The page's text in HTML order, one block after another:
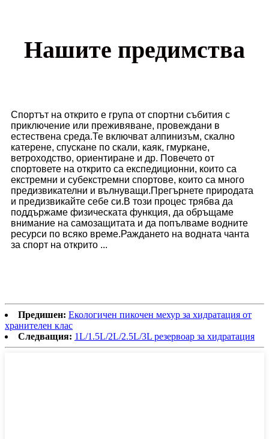
Нашите предимства
Спортът на открито е група от спортни събития с
приключение или преживяване, провеждани в
естествена среда.Те включват алпинизъм, скално
катерене, спускане по скали, каяк, гмуркане,
ветроходство, ориентиране и др. Повечето от
спортовете на открито са експедиционни, които са
екстремни и субекстремни спортове, които са много
предизвикателни и вълнуващи.Прегърнете природата
и предизвикайте себе си.В този процес трябва да
поддържаме физическата функция, да обръщаме
внимание на самозащитата и да попълваме водните
ресурси по всяко време.Раждането на водната чанта
за спорт на открито ...
Предишен: Екологичен пикочен мехур за хидратация от
хранителен клас
Следващия: 1L/1.5L/2L/2.5L/3L резервоар за хидратация